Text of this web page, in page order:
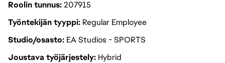
Roolin tunnus207915
Työntekijän tyyppi Regular Employee
Studio/osasto EA Studios - SPORTS
Joustava työjärjestely Hybrid